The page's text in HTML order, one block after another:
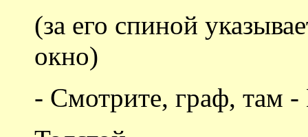
(за его спиной
окно)
- Смотрите, граф, там